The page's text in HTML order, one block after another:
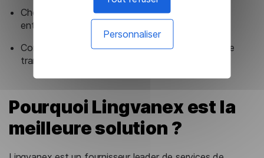
Personnaliser
Choisissez un outil qui peut évoluer avec votre
entreprise.
Considérez le rapport coût-bénéfice du logiciel de
transcription vocale.
Pourquoi Lingvanex est la
meilleure solution ?